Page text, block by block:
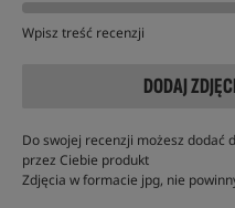
Wpisz treść recenzji
DODAJ
Do swojej recenzji możesz dodać
przez Ciebie produkt
Zdjęcia w formacie jpg, nie